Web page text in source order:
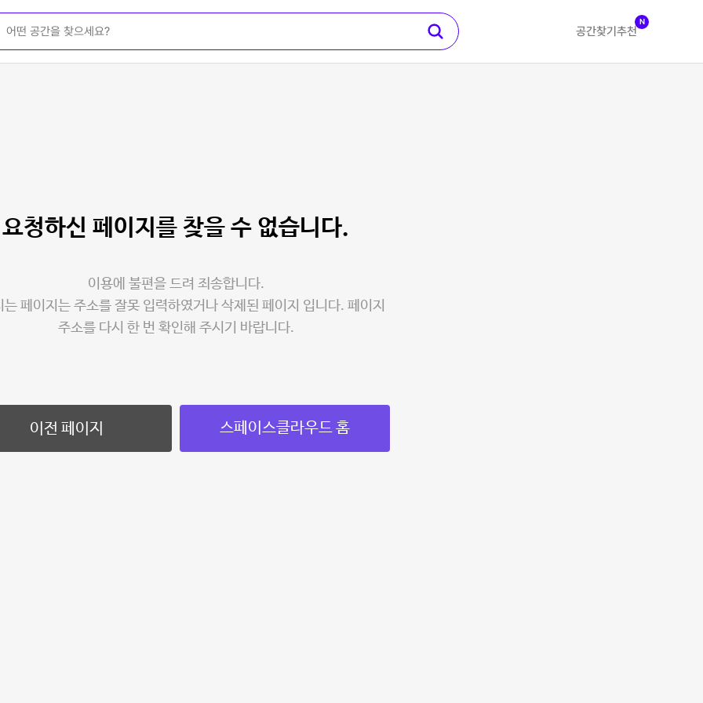
공간찾기 추천
N
요청하신 페이지를 찾을 수 없습니다.
이용에 불편을 드려 죄송합니다.
는 페이지는 주소를 잘못 입력하였거나 삭제된 페이지 입니다. 페이지
주소를 다시 한 번 확인해 주시기 바랍니다.
이전 페이지 스페이스클라우드 홈